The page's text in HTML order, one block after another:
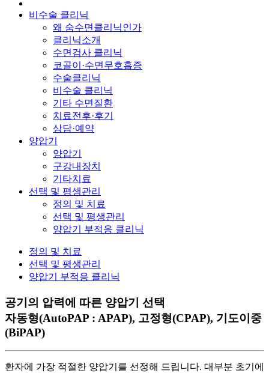
비수술 클리닉
왜 숨수면클리닉인가
클리닉소개
수면검사 클리닉
코골이·수면무호흡증
수술클리닉
비수술 클리닉
기타 수면질환
치료전후·후기
상담·예약
양압기
양압기
구강내장치
기타치료
선택 및 평생관리
정의 및 치료
선택 및 평생관리
양압기 부적응 클리닉
정의 및 치료
선택 및 평생관리
양압기 부적응 클리닉
공기의 압력에 따른 양압기 선택
자동형(AutoPAP : APAP), 고정형(CPAP), 기도이중
(BiPAP)
환자에 가장 적절한 양압기를 선정해 드립니다. 대부분 초기에